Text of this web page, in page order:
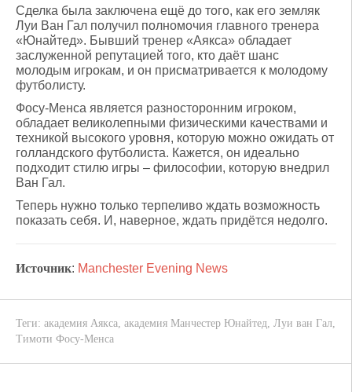
Сделка была заключена ещё до того, как его земляк
Луи Ван Гал получил полномочия главного тренера
«Юнайтед». Бывший тренер «Аякса» обладает
заслуженной репутацией того, кто даёт шанс
молодым игрокам, и он присматривается к молодому
футболисту.
Фосу-Менса является разносторонним игроком,
обладает великолепными физическими качествами и
техникой высокого уровня, которую можно ожидать от
голландского футболиста. Кажется, он идеально
подходит стилю игры – философии, которую внедрил
Ван Гал.
Теперь нужно только терпеливо ждать возможность
показать себя. И, наверное, ждать придётся недолго.
Источник: Manchester Evening News
Теги: академия Аякса, академия Манчестер Юнайтед, Луи ван Гал,
Тимоти Фосу-Менса